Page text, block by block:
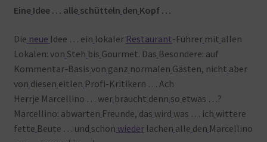
Eine Idee … alle schütteln den Kopf …
Die neue Idee … ein lokaler Restaurant-Führer mit allen
Lokalen: von Steh bis Gourmet. Das Besondere: auf
Kommentar-Basis von ganz normalen Gästen, nicht aber
von diesen eitlen Profi-Kritikern … Ach
Herrje Marcellino … wer braucht denn so etwas …?
Marcellino: abwarten Freunde, das wird was … ich wittere
fette Beute … und schon wiederlachen alle den Marcellino